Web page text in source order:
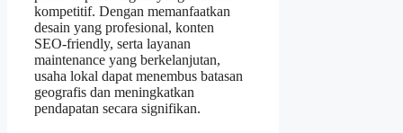
kompetitif. Dengan memanfaatkan
desain yang profesional, konten
SEO‑friendly, serta layanan
maintenance yang berkelanjutan,
usaha lokal dapat menembus batasan
geografis dan meningkatkan
pendapatan secara signifikan.